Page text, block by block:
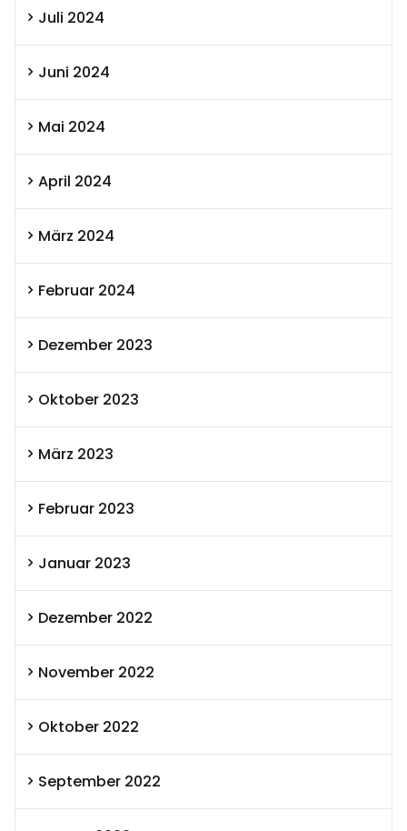
Juli 2024
Juni 2024
Mai 2024
April 2024
März 2024
Februar 2024
Dezember 2023
Oktober 2023
März 2023
Februar 2023
Januar 2023
Dezember 2022
November 2022
Oktober 2022
September 2022